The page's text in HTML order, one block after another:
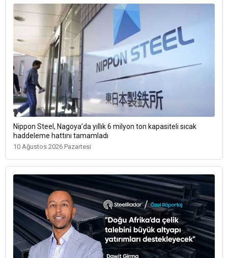
Nippon Steel, Nagoya’da yıllık 6 milyon ton kapasiteli sıcak
haddeleme hattını tamamladı
10 Ağustos 2026 Pazartesi